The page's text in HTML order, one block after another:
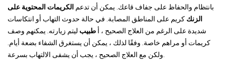
بانتظام والحفاظ على جفاف قاعك. يمكن أن تدعم الكريمات المحتوية على
الزنك كريم على المناطق المصابة. في حالة حدوث التهاب أو انتكاسات
شديدة على الرغم من العلاج الصحيح ، أ طبيب ليتم زيارته. يمكنهم وصف
كريمات أو مراهم خاصة. وفقًا لذلك ، يمكن أن يستغرق الشفاء بضعة أيام.